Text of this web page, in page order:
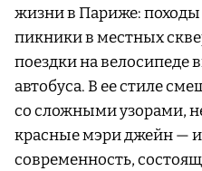
жизни в Париже:
пикники в местных
поездки на велосипеде
автобуса. В ее стиле
со сложными узорами,
красные мэри джейн —
современность,